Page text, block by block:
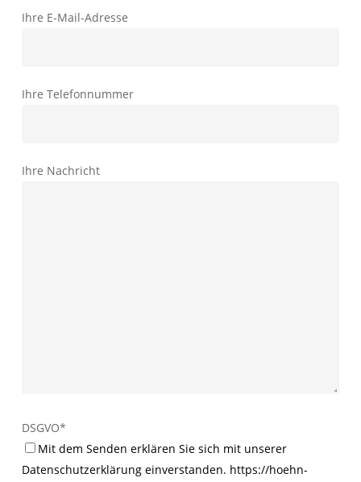
Ihre E-Mail-Adresse
Ihre Telefonnummer
Ihre Nachricht
DSGVO*
Mit dem Senden erklären Sie sich mit unserer
Datenschutzerklärung einverstanden. https://hoehn-